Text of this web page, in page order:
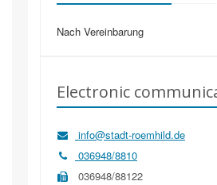
Nach Vereinbarung
Electronic
info@stadt-roemhild.de
036948/8810
036948/88122